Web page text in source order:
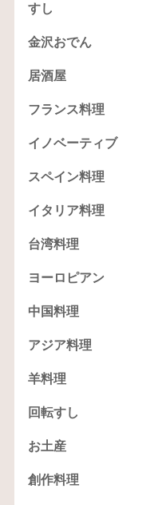
すし
金沢おでん
居酒屋
フランス料理
イノベーティブ
スペイン料理
イタリア料理
台湾料理
ヨーロピアン
中国料理
アジア料理
羊料理
回転すし
お土産
創作料理